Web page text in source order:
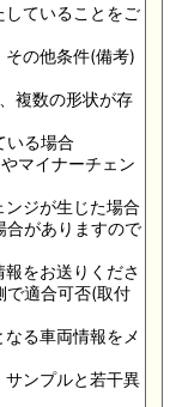
ていることをご
その他条件(備考)
複数の形状が存
いる場合
マイナーチェン
ジが生じた場合
合がありますので
をお送りくださ
で適合可否(取付
る車両情報をメ
ンプルと若干異